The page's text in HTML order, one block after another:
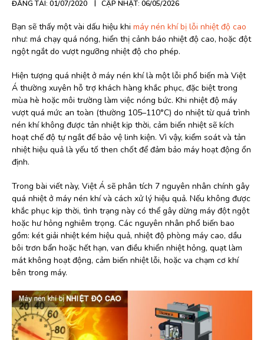
ĐĂNG TẢI: 01/07/2020 CẬP NHẬT: 06/05/2026
Bạn sẽ thấy một vài dấu hiệu khi máy nén khí bị lỗi nhiệt độ cao
như: má chạy quá nóng, hiển thị cảnh báo nhiệt độ cao, hoặc đột
ngột ngắt do vượt ngưỡng nhiệt độ cho phép.
Hiện tượng quá nhiệt ở máy nén khí là một lỗi phổ biến mà Việt
Á thường xuyên hỗ trợ khách hàng khắc phục, đặc biệt trong
mùa hè hoặc môi trường làm việc nóng bức. Khi nhiệt độ máy
vượt quá mức an toàn (thường 105–110°C) do nhiệt từ quá trình
nén khí không được tản nhiệt kịp thời, cảm biến nhiệt sẽ kích
hoạt chế độ tự ngắt để bảo vệ linh kiện. Vì vậy, kiểm soát và tản
nhiệt hiệu quả là yếu tố then chốt để đảm bảo máy hoạt động ổn
định.
Trong bài viết này, Việt Á sẽ phân tích 7 nguyên nhân chính gây
quá nhiệt ở máy nén khí và cách xử lý hiệu quả. Nếu không được
khắc phục kịp thời, tình trạng này có thể gây dừng máy đột ngột
hoặc hư hỏng nghiêm trọng. Các nguyên nhân phổ biến bao
gồm: két giải nhiệt kém hiệu quả, nhiệt độ phòng máy cao, dầu
bôi trơn bẩn hoặc hết hạn, van điều khiển nhiệt hỏng, quạt làm
mát không hoạt động, cảm biến nhiệt lỗi, hoặc va chạm cơ khí
bên trong máy.